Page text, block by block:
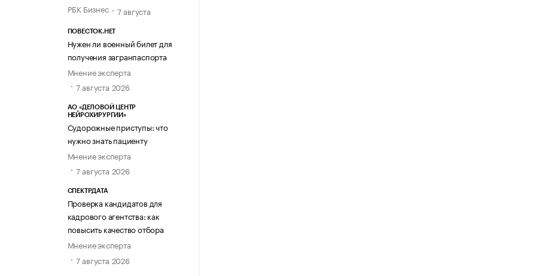
РБК Бизнес
7 августа
ПОВЕСТОК.НЕТ
Нужен ли военный билет для
получения загранпаспорта
Мнение эксперта
7 августа 2026
АО «ДЕЛОВОЙ ЦЕНТР
НЕЙРОХИРУРГИИ»
Судорожные приступы: что
нужно знать пациенту
Мнение эксперта
7 августа 2026
СПЕКТРДАТА
Проверка кандидатов для
кадрового агентства: как
повысить качество отбора
Мнение эксперта
7 августа 2026